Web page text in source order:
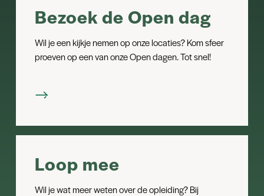
Bezoek de Open dag
Wil je een kijkje nemen op onze locaties? Kom sfeer
proeven op een van onze Open dagen. Tot snel!
Loop mee
Wil je wat meer weten over de opleiding? Bij